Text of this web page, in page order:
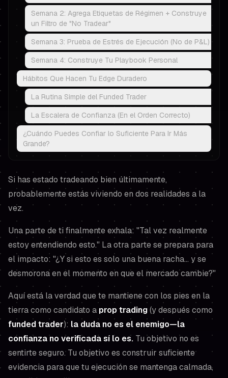
Semana 2: Agrega Etiquetas de Régimen + Construye
un Filtro de "No Tradear"
Semana 3: Prueba de Estrés de Ejecución (No de P&L)
Semana 4: Construye Tu Playbook Personal
Hábitos Que Hacen Tu Edge Duradero
La Rutina Simple del Funded Trader
La Escalera de Confianza (En el Orden Correcto)
¿Cuándo Puedes Confiar lo Suficiente Para Ir Más
Grande?
Si has estado tradeando bien últimamente,
probablemente estás viviendo en dos realidades a la
vez.
Una parte de ti finalmente exhala: "Tal vez realmente
estoy entendiendo esto." La otra parte se prepara para
el impacto: "¿Y si esto es solo una buena racha… y se
desmorona en el momento en que el mercado cambie?"
Aquí está la verdad que te mantiene con los pies en la
tierra como candidato a prop trading(y después como
funded trader): la duda no es el enemigo—la
confianza no verificada sí lo es. Tu objetivo no es
sentirteseguro. Tu objetivo es construir suficiente
evidencia para que tu ejecución se mantenga calmada,